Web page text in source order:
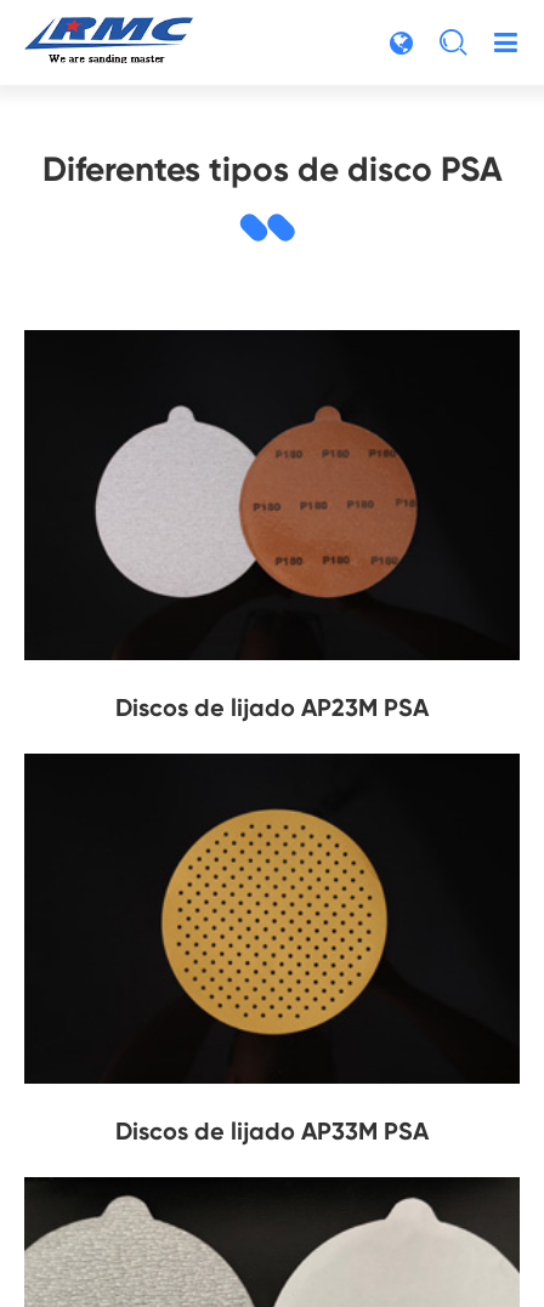

Diferentes tipos de disco PSA
Discos de lijado AP23M PSA
Discos de lijado AP33M PSA